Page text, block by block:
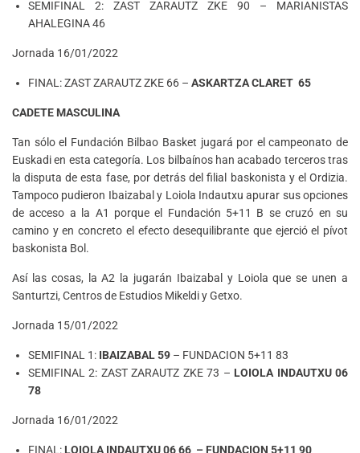
SEMIFINAL 2: ZAST ZARAUTZ ZKE 90 – MARIANISTAS
AHALEGINA 46
Jornada 16/01/2022
FINAL: ZAST ZARAUTZ ZKE 66 – ASKARTZA CLARET 65
CADETE MASCULINA
Tan sólo el Fundación Bilbao Basket jugará por el campeonato de
Euskadi en esta categoría. Los bilbaínos han acabado terceros tras
la disputa de esta fase, por detrás del filial baskonista y el Ordizia.
Tampoco pudieron Ibaizabal y Loiola Indautxu apurar sus opciones
de acceso a la A1 porque el Fundación 5+11 B se cruzó en su
camino y en concreto el efecto desequilibrante que ejerció el pívot
baskonista Bol.
Así las cosas, la A2 la jugarán Ibaizabal y Loiola que se unen a
Santurtzi, Centros de Estudios Mikeldi y Getxo.
Jornada 15/01/2022
SEMIFINAL 1: IBAIZABAL 59 – FUNDACION 5+11 83
SEMIFINAL 2: ZAST ZARAUTZ ZKE 73 – LOIOLA INDAUTXU 06
78
Jornada 16/01/2022
FINAL: LOIOLA INDAUTXU 06 66 – FUNDACION 5+11 90